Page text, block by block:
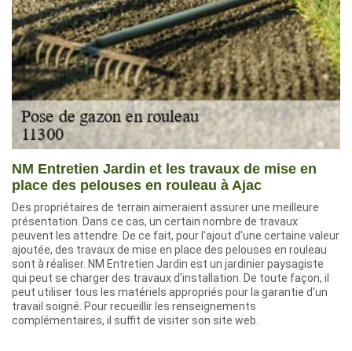
NM Entretien Jardin et les travaux de mise en
place des pelouses en rouleau à Ajac
Des propriétaires de terrain aimeraient assurer une meilleure
présentation. Dans ce cas, un certain nombre de travaux
peuvent les attendre. De ce fait, pour l'ajout d'une certaine valeur
ajoutée, des travaux de mise en place des pelouses en rouleau
sont à réaliser. NM Entretien Jardin est un jardinier paysagiste
qui peut se charger des travaux d'installation. De toute façon, il
peut utiliser tous les matériels appropriés pour la garantie d'un
travail soigné. Pour recueillir les renseignements
complémentaires, il suffit de visiter son site web.